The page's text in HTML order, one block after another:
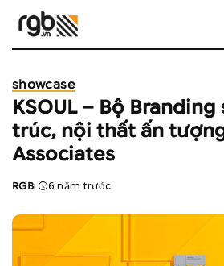
showcase
KSOUL – Bộ
trúc, nội thất ấn
Associates
Posted
RGB 6 năm trước